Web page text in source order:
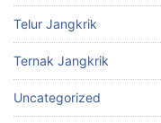
Telur Jangkrik
Ternak Jangkrik
Uncategorized